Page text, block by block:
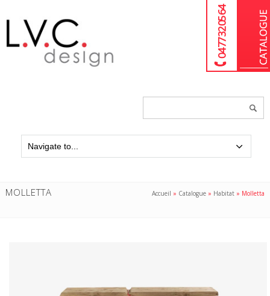
04 77 32 05 64
MOLLETTA Accueil » Catalogue » Habitat » Molletta